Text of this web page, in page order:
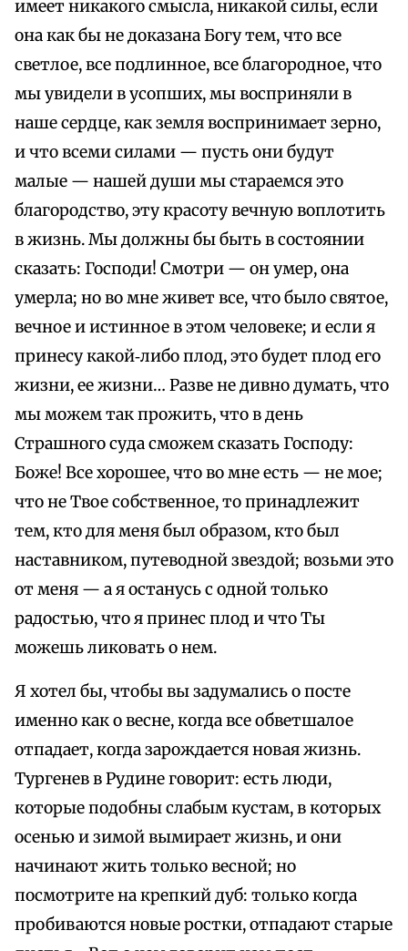
имеет никакого смысла, никакой силы, если
она как бы не доказана Богу тем, что все
светлое, все подлинное, все благородное, что
мы увидели в усопших, мы восприняли в
наше сердце, как земля воспринимает зерно,
и что всеми силами — пусть они будут
малые — нашей души мы стараемся это
благородство, эту красоту вечную воплотить
в жизнь. Мы должны бы быть в состоянии
сказать: Господи! Смотри — он умер, она
умерла; но во мне живет все, что было святое,
вечное и истинное в этом человеке; и если я
принесу какой‑либо плод, это будет плод его
жизни, ее жизни… Разве не дивно думать, что
мы можем так прожить, что в день
Страшного суда сможем сказать Господу:
Боже! Все хорошее, что во мне есть — не мое;
что не Твое собственное, то принадлежит
тем, кто для меня был образом, кто был
наставником, путеводной звездой; возьми это
от меня — а я останусь с одной только
радостью, что я принес плод и что Ты
можешь ликовать о нем.
Я хотел бы, чтобы вы задумались о посте
именно как о весне, когда все обветшалое
отпадает, когда зарождается новая жизнь.
Тургенев в Рудине говорит: есть люди,
которые подобны слабым кустам, в которых
осенью и зимой вымирает жизнь, и они
начинают жить только весной; но
посмотрите на крепкий дуб: только когда
пробиваются новые ростки, отпадают старые